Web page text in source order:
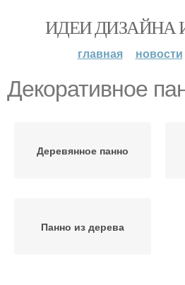
ИДЕИ ДИЗАЙНА
главная новости
Декоративное
Деревянное панно
Панно из дерева